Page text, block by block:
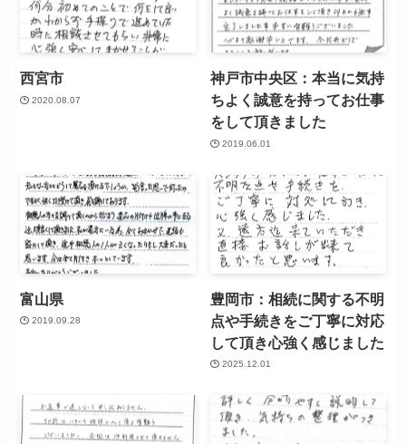
西宮市
2020.08.07
神戸市中央区：本当に気持
ちよく誠意を持ってお仕事
をして頂きました
2019.06.01
富山県
2019.09.28
豊岡市：相続に関する不明
点や手続きをご丁寧に対応
して頂き心強く感じました
2025.12.01